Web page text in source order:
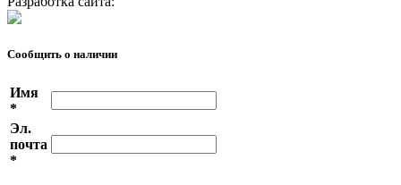
Сообщить о наличии
Имя
*
Эл.
почта
*